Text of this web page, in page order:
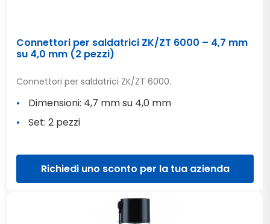
Connettori per saldatrici ZK/ZT 6000 – 4,7 mm
su 4,0 mm (2 pezzi)
Connettori per saldatrici ZK/ZT 6000.
Dimensioni: 4,7 mm su 4,0 mm
Set: 2 pezzi
Richiedi uno sconto per la tua azienda